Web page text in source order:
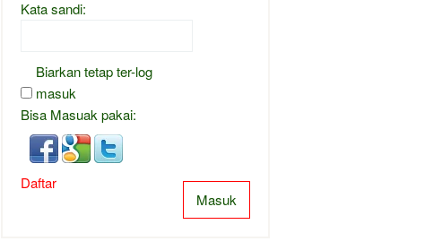
Kata sandi:
Biarkan tetap ter-log
masuk
Bisa Masuak pakai:
Masuk
Daftar